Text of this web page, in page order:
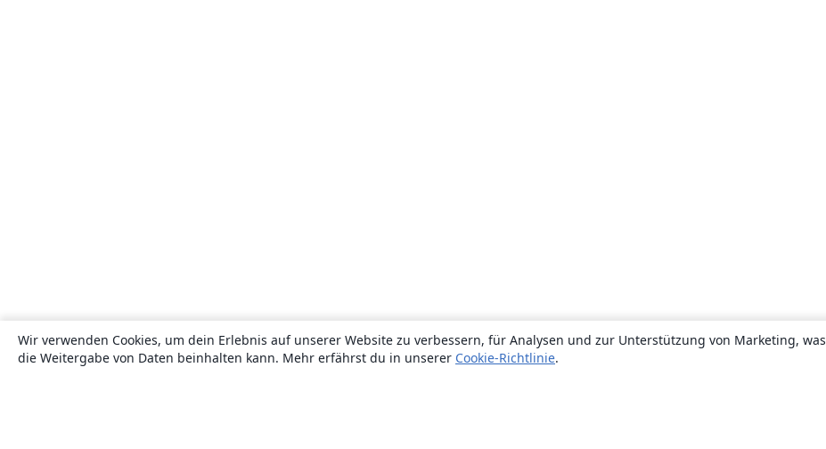
Wir verwenden Cookies, um dein Erlebnis auf unserer Website zu verbessern, für Analysen und zur Unterstützung von Marketing, was
die Weitergabe von Daten beinhalten kann. Mehr erfährst du in unserer Cookie-Richtlinie.